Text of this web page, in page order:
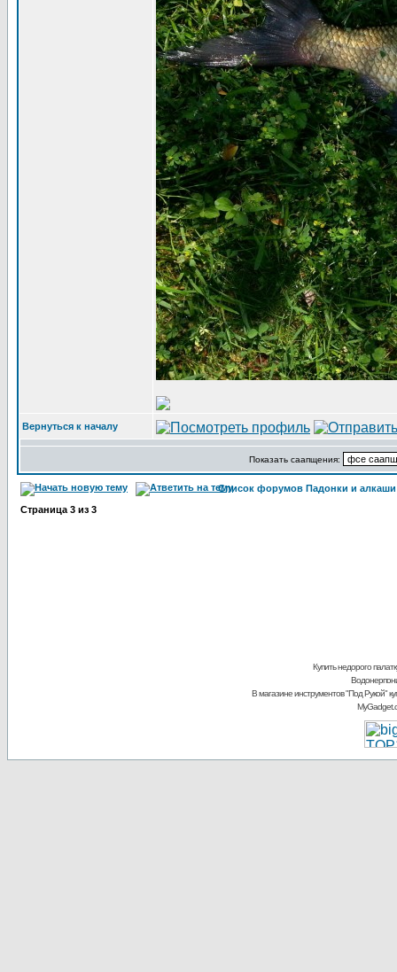
Вернуться к началу
Показать саапщения:
Список форумов Падонки и алкаши
Страница 3 из 3
Купить недорого
В магазине инструментов "Под Рукой"